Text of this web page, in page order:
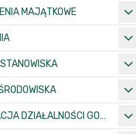
MAJĄTKOWE
REJESTRACJA DZIAŁALNOŚCI GOSPODARCZEJ